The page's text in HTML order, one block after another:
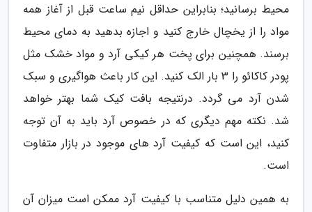
محیط برسانید؛ بنابراین حداقل نیم ساعت قبل از آغاز همه
مواد را از یخچال خارج کنید و اجازه بدهید به دمای محیط
برسند. همچنین برای پخت هر کیکی آرد و مواد خشک مثل
پودر کاکائو را 3 بار الک کنید. این کار باعث هواگیری و سبک
شدن آرد می گردد. درنتیجه بافت کیک شما بهتر خواهد
شد. نکته مهم دیگری که در خصوص آرد باید به آن توجه
کنید، این است که کیفیت آرد های موجود در بازار متفاوت
است.
به همین دلیل متناسب با کیفیت آرد ممکن است میزان آن